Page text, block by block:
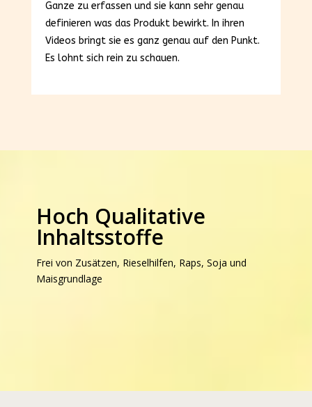
Ganze zu erfassen und sie kann sehr genau
definieren was das Produkt bewirkt. In ihren
Videos bringt sie es ganz genau auf den Punkt.
Es lohnt sich rein zu schauen.
Hoch Qualitative
Inhaltsstoffe
Frei von Zusätzen, Rieselhilfen, Raps, Soja und
Maisgrundlage